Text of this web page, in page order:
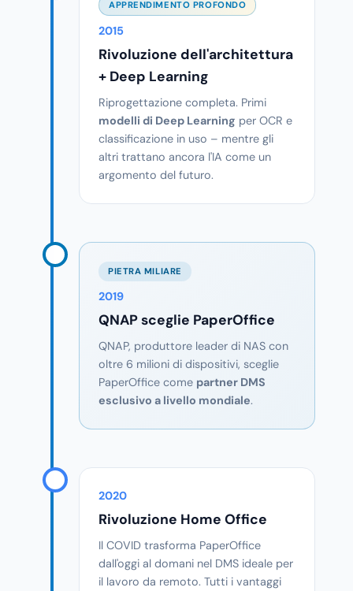
APPRENDIMENTO PROFONDO
2015
Rivoluzione dell'architettura
+ Deep Learning
Riprogettazione completa. Primi
modelli di Deep Learning per OCR e
classificazione in uso – mentre gli
altri trattano ancora l'IA come un
argomento del futuro.
PIETRA MILIARE
2019
QNAP sceglie PaperOffice
QNAP, produttore leader di NAS con
oltre 6 milioni di dispositivi, sceglie
PaperOffice come partner DMS
esclusivo a livello mondiale.
2020
Rivoluzione Home Office
Il COVID trasforma PaperOffice
dall'oggi al domani nel DMS ideale per
il lavoro da remoto. Tutti i vantaggi